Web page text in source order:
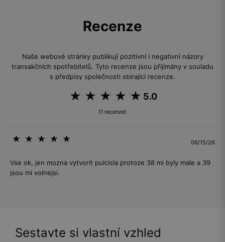
Recenze
Naše webové stránky publikují pozitivní i negativní názory
transakčních spotřebitelů. Tyto recenze jsou přijímány v souladu
s předpisy společnosti sbírající recenze.
5.0
(1 recenze)
06/15/26
Vse ok, jen mozna vytvorit pulcisla protoze 38 mi byly male a 39
jsou mi volnejsi.
Sestavte si vlastní vzhled